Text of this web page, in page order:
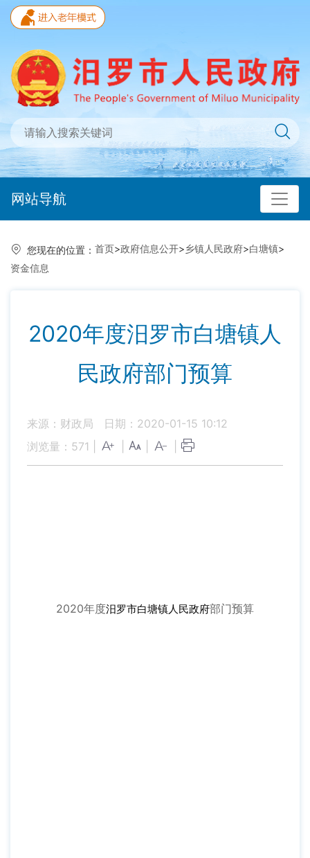
网站导航
您现在的位置： 首页>政府信息公开>乡镇人民政府>白塘镇>
资金信息
2020年度汨罗市白塘镇人
民政府部门预算
来源：财政局
日期：2020-01-15 10:12
浏览量： 571
2020年度汨罗市白塘镇人民政府部门预算